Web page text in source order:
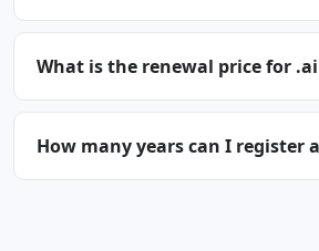
What is the renewal price for
How many years can I register